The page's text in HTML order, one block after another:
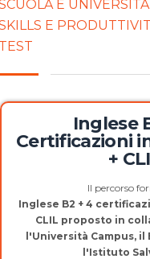
E UNIVERSITÀ
E
TEST
Inglese
Certificazioni
+
Il percorso
Inglese B2 + 4
CLIL proposto in
l'Università Campus,
l'Istituto